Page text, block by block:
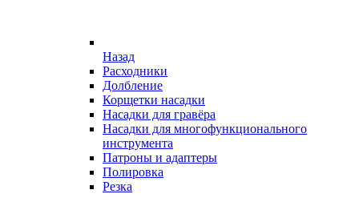
Назад
Расходники
Долбление
Корщетки насадки
Насадки для гравёра
Насадки для многофункционального
инструмента
Патроны и адаптеры
Полировка
Резка